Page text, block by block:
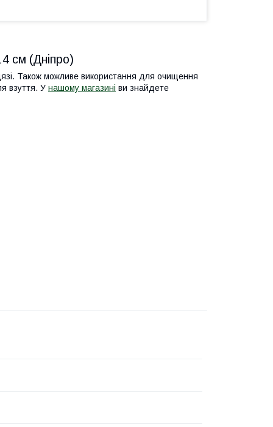
см (Дніпро)
Також можливе використання для очищення
взуття. У нашому магазині ви знайдете